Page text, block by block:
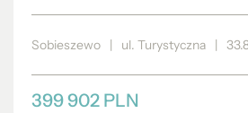
Sobieszewo | ul. Turystyczna |
399 902 PLN